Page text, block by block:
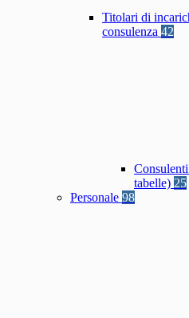
Titolari di
consulenza 42
tabelle) 25
Personale 98